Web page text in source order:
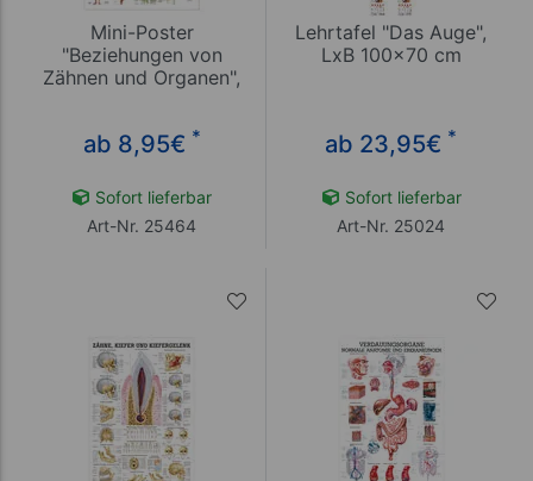
Mini-Poster
"Beziehungen von
Zähnen und Organen",
ab 8,95€ *
Sofort lieferbar
Art-Nr. 25464
Lehrtafel "Das Auge",
LxB 100x70 cm
ab 23,95€ *
Sofort lieferbar
Art-Nr. 25024